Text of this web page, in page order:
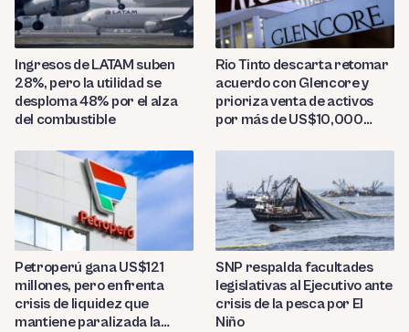
Ingresos de LATAM suben
28%, pero la utilidad se
desploma 48% por el alza
del combustible
Rio Tinto descarta retomar
acuerdo con Glencore y
prioriza venta de activos
por más de US$10,000
Petroperú gana US$121
millones, pero enfrenta
crisis de liquidez que
mantiene paralizada la
SNP respalda facultades
legislativas al Ejecutivo ante
crisis de la pesca por El
Niño